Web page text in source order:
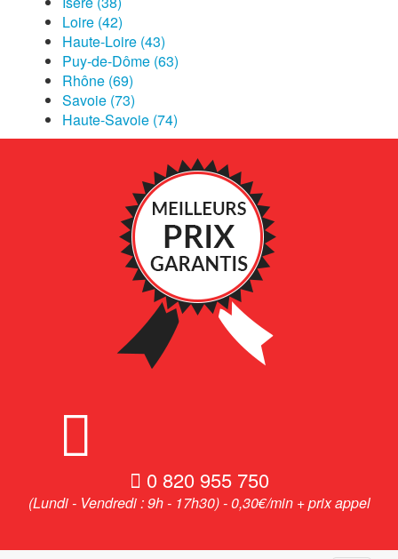
Loire (42)
Haute-Loire (43)
Puy-de-Dôme (63)
Rhône (69)
Savoie (73)
Haute-Savoie (74)
0 820 955 750
(Lundi - Vendredi : 9h - 17h30) - 0,30€/min + prix appel